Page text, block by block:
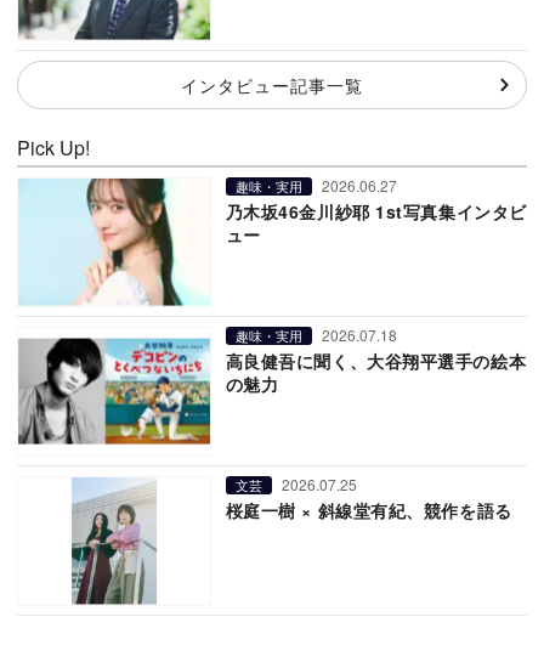
インタビュー記事一覧
Pick Up!
趣味・実用 2026.06.27
乃木坂46金川紗耶 1st写真集インタビ
ュー
趣味・実用 2026.07.18
高良健吾に聞く、大谷翔平選手の絵本
の魅力
文芸 2026.07.25
桜庭一樹 × 斜線堂有紀、競作を語る